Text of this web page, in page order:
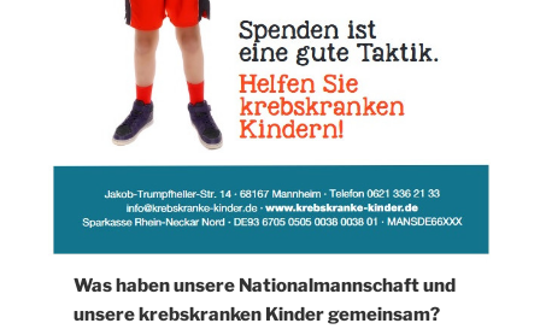
Was haben unsere Nationalmannschaft und
unsere krebskranken Kinder gemeinsam?